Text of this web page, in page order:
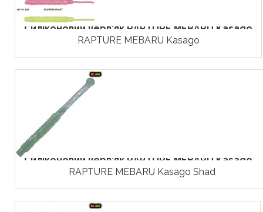
Силіконовий черв'як RAPTURE MEBARU Kasago
RAPTURE MEBARU Kasago
Силіконовий черв'як RAPTURE MEBARU Kasago...
RAPTURE MEBARU Kasago Shad